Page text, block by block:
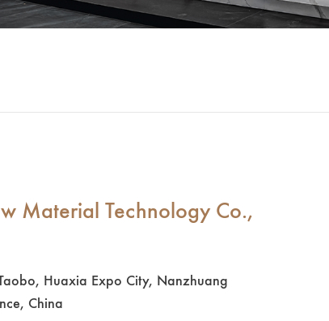
Material Technology Co.,
Huaxia Expo City, Nanzhuang
China